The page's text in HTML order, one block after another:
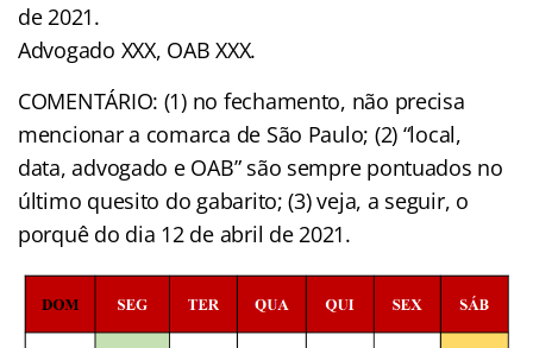
de 2021.
Advogado XXX, OAB XXX.
COMENTÁRIO: (1) no fechamento, não precisa
mencionar a comarca de São Paulo; (2) “local,
data, advogado e OAB” são sempre pontuados no
último quesito do gabarito; (3) veja, a seguir, o
porquê do dia 12 de abril de 2021.